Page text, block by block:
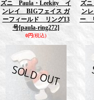
ズニ Paula・Leekity イ
ンレイ BIGフェイス ガ
ーフィールド リング13
号[paula-ring272]
0円(税込)
ズ
ン
ー